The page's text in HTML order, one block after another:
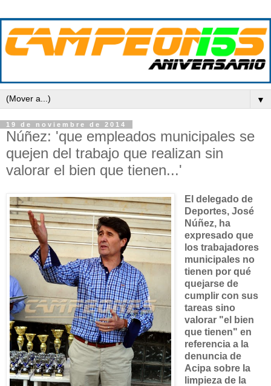
▼
19 de noviembre de 2014
Núñez: 'que empleados municipales se
quejen del trabajo que realizan sin
valorar el bien que tienen...'
El delegado de
Deportes, José
Núñez, ha
expresado que
los trabajadores
municipales no
tienen por qué
quejarse de
cumplir con sus
tareas sino
valorar "el bien
que tienen" en
referencia a la
denuncia de
Acipa sobre la
limpieza de la